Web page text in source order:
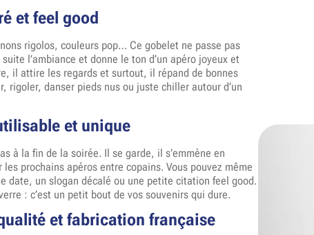
et feel good
rigolos, couleurs pop… Ce gobelet ne passe pas
l’ambiance et donne le ton d’un apéro joyeux et
il attire les regards et surtout, il répand de bonnes
rigoler, danser pieds nus ou juste chiller autour d’un
et unique
à la fin de la soirée. Il se garde, il s’emmène en
prochains apéros entre copains. Vous pouvez même
date, un slogan décalé ou une petite citation feel good.
: c’est un petit bout de vos souvenirs qui dure.
et fabrication française